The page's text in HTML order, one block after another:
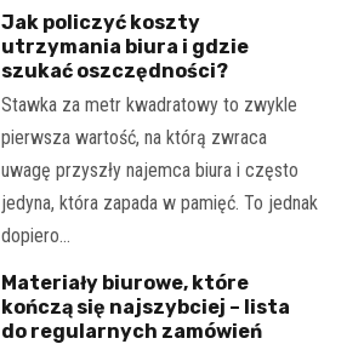
Jak policzyć koszty
utrzymania biura i gdzie
szukać oszczędności?
Stawka za metr kwadratowy to zwykle
pierwsza wartość, na którą zwraca
uwagę przyszły najemca biura i często
jedyna, która zapada w pamięć. To jednak
dopiero…
Materiały biurowe, które
kończą się najszybciej – lista
do regularnych zamówień